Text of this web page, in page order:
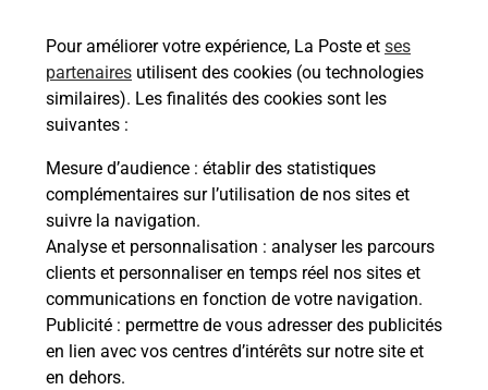
Pour améliorer votre expérience, La Poste et ses
partenaires utilisent des cookies (ou technologies
similaires). Les finalités des cookies sont les
suivantes :
Mesure d’audience : établir des statistiques
complémentaires sur l’utilisation de nos sites et
suivre la navigation.
Analyse et personnalisation : analyser les parcours
clients et personnaliser en temps réel nos sites et
communications en fonction de votre navigation.
Publicité : permettre de vous adresser des publicités
en lien avec vos centres d’intérêts sur notre site et
en dehors.
Comment demander une
modification de livraison ?
Comment La Poste participe-t-elle
à votre sécurité au quotidien ?
Puis-je passer mon code de la route
avec La Poste et sous quelles
conditions ?